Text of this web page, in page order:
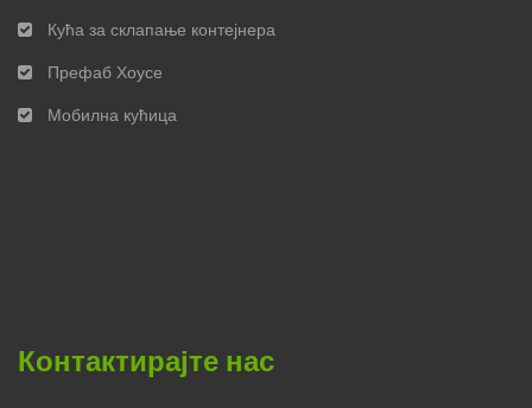
Кућа за склапање контејнера
Префаб Хоусе
Мобилна кућица
Контактирајте нас